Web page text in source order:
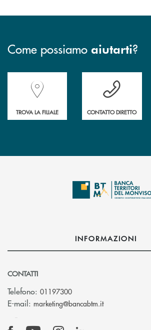
Come possiamo aiutarti?
Accedi all' elenco completo delle filiali della
TROVA LA FILIALE
Hai bisogno di
CONTATTO DIRETTO
INFORMAZIONI
CONTATTI
Telefono: 01197300
E-mail: marketing@bancabtm.it(si apre l’app